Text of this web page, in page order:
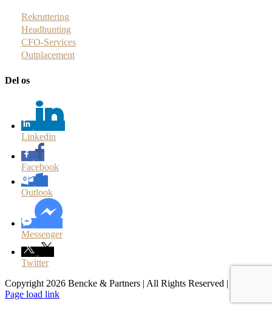
Rekruttering
Headhunting
CFO-Services
Outplacement
Del os
Linkedin
Facebook
Outlook
Messenger
Twitter
Copyright 2026 Bencke & Partners | All Rights Reserved |
Facebook
LinkedIn
Page load link